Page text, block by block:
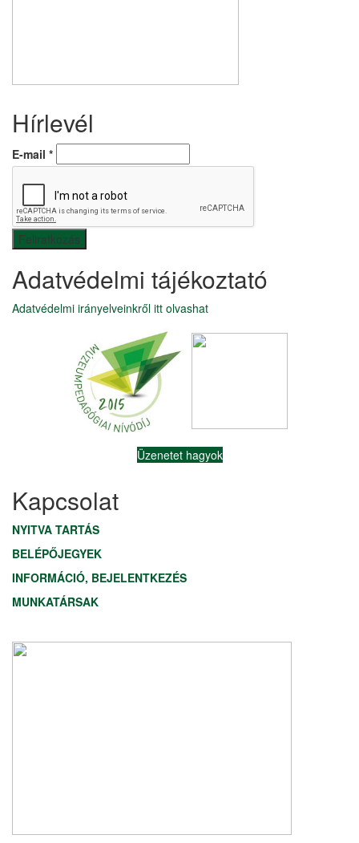
Hírlevél
E-mail *
Adatvédelmi tájékoztató
Adatvédelmi irányelveinkről itt olvashat
Üzenetet hagyok
Kapcsolat
NYITVA TARTÁS
BELÉPŐJEGYEK
INFORMÁCIÓ, BEJELENTKEZÉS
MUNKATÁRSAK